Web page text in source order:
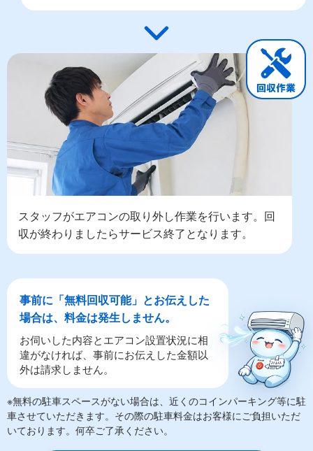
スタッフがエアコンの取り外し作業を行います。回
収が終わりましたらサービス終了となります。
事前に「無料回収可能」とお伝えした
場合は、料金は発生しません。
お伺いした内容とエアコン設置状況に相
違がなければ、事前にお伝えした金額以
外は請求しません。
※無料の駐車スペースがない場合は、近くのコインパーキング等に駐
車させていただきます。その際の駐車料金はお客様にご負担いただ
いております。何卒ご了承ください。